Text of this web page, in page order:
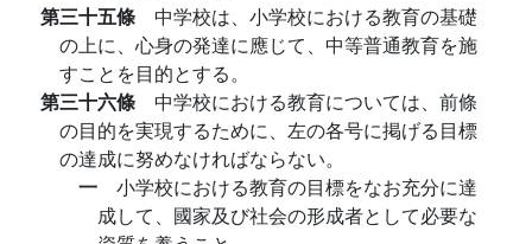
第三十五條 中学校は、小学校における教育の基礎
の上に、心身の発達に應じて、中等普通教育を施
すことを目的とする。
第三十六條 中学校における教育については、前條
の目的を実現するために、左の各号に掲げる目標
の達成に努めなければならない。
一 小学校における教育の目標をなお充分に達
成して、國家及び社会の形成者として必要な